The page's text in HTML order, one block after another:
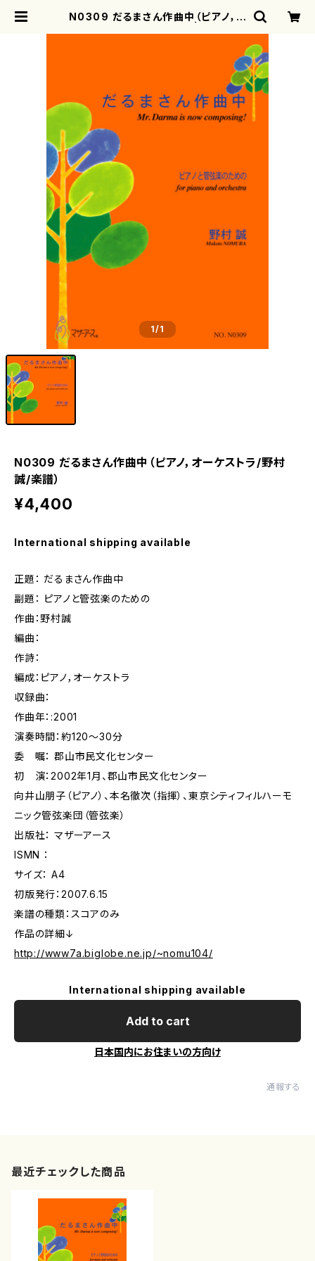
N0309 だるまさん作曲中（ピアノ，オ
1/1
N0309 だるまさん作曲中（ピアノ，オーケストラ/野村
誠/楽譜）
¥4,400
International shipping available
正題： だるまさん作曲中
副題： ピアノと管弦楽のための
作曲：野村誠
編曲：
作詩：
編成：ピアノ，オーケストラ
収録曲：
作曲年：:2001
演奏時間：約120〜30分
委 嘱： 郡山市民文化センター
初 演：2002年1月、郡山市民文化センター
向井山朋子（ピアノ）、本名徹次（指揮）、東京シティフィルハーモ
ニック管弦楽団（管弦楽）
出版社： マザーアース
ISMN ：
サイズ： A4
初版発行：2007.6.15
楽譜の種類：スコアのみ
作品の詳細↓
http://www7a.biglobe.ne.jp/~nomu104/
International shipping available
Add to cart
日本国内にお住まいの方向け
通報する
最近チェックした商品